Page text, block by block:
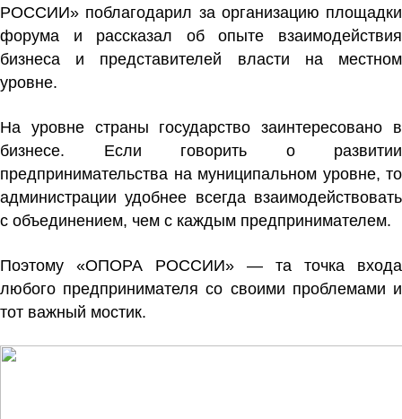
РОССИИ» поблагодарил за организацию площадки
форума и рассказал об опыте взаимодействия
бизнеса и представителей власти на местном
уровне.
На уровне страны государство заинтересовано в
бизнесе. Если говорить о развитии
предпринимательства на муниципальном уровне, то
администрации удобнее всегда взаимодействовать
с объединением, чем с каждым предпринимателем.
Поэтому «ОПОРА РОССИИ» — та точка входа
любого предпринимателя со своими проблемами и
тот важный мостик.